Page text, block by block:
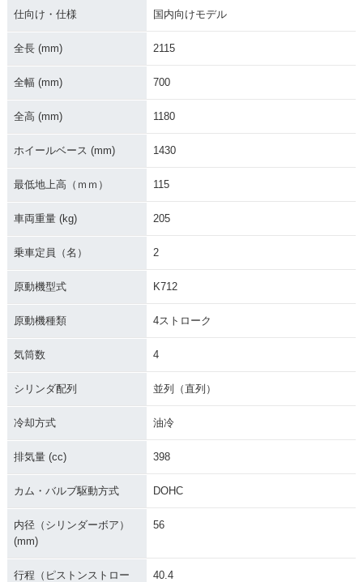
仕向け・仕様 国内向けモデル
全長 (mm) 2115
全幅 (mm) 700
全高 (mm) 1180
ホイールベース (mm) 1430
最低地上高（ｍｍ） 115
車両重量 (kg) 205
乗車定員（名） 2
原動機型式 K712
原動機種類 4ストローク
気筒数 4
シリンダ配列 並列（直列）
冷却方式 油冷
排気量 (cc) 398
カム・バルブ駆動方式 DOHC
内径（シリンダーボア）
(mm)
56
行程（ピストンストロー 40.4